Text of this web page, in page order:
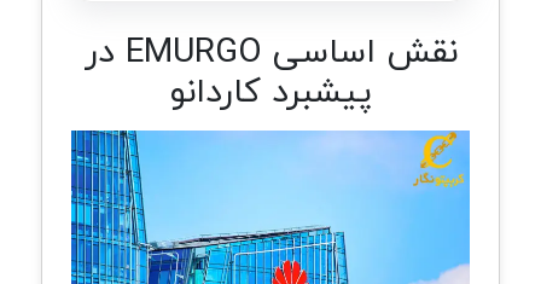
نقش اساسی EMURGO در
پیشبرد کاردانو